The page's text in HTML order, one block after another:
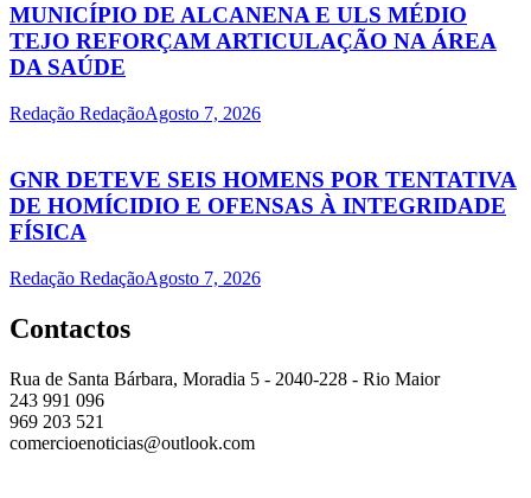
MUNICÍPIO DE ALCANENA E ULS MÉDIO
TEJO REFORÇAM ARTICULAÇÃO NA ÁREA
DA SAÚDE
Redação RedaçãoAgosto 7, 2026
GNR DETEVE SEIS HOMENS POR TENTATIVA
DE HOMÍCIDIO E OFENSAS À INTEGRIDADE
FÍSICA
Redação RedaçãoAgosto 7, 2026
Contactos
Rua de Santa Bárbara, Moradia 5 - 2040-228 - Rio Maior
243 991 096
969 203 521
comercioenoticias@outlook.com